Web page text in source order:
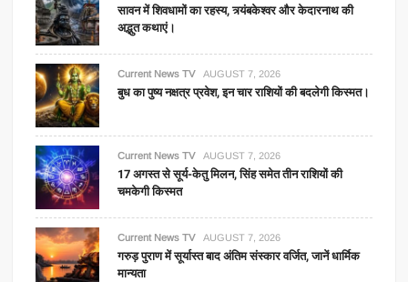
सावन में शिवधामों का रहस्य, त्र्यंबकेश्वर और केदारनाथ की
अद्भुत कथाएं।
Current News TV AUGUST 7, 2026
बुध का पुष्य नक्षत्र प्रवेश, इन चार राशियों की बदलेगी किस्मत।
Current News TV AUGUST 7, 2026
17 अगस्त से सूर्य-केतु मिलन, सिंह समेत तीन राशियों की
चमकेगी किस्मत
Current News TV AUGUST 7, 2026
गरुड़ पुराण में सूर्यास्त बाद अंतिम संस्कार वर्जित, जानें धार्मिक
मान्यता